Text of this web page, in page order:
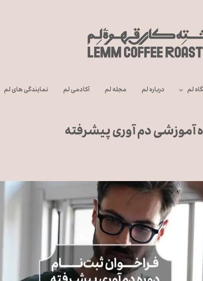
لم درباره‌ لم مجله لم آکادمی لم نمایندگی های لم
آموزشی دم آوری پیشرفته